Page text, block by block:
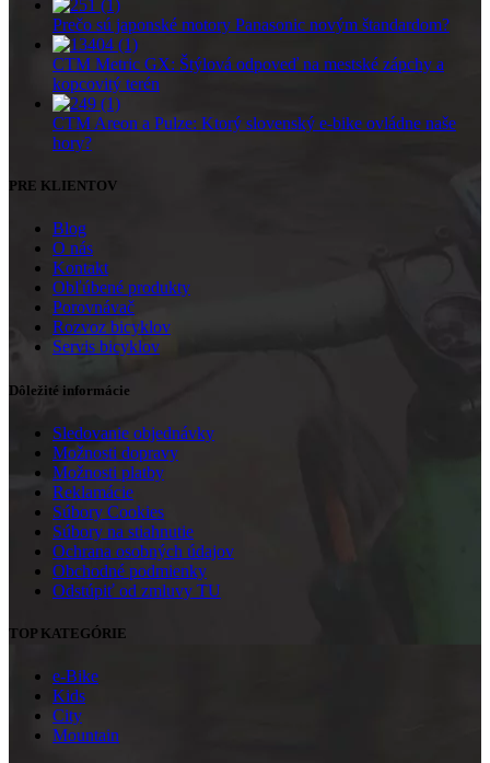
Prečo sú japonské motory Panasonic novým štandardom?
CTM Metric GX: Štýlová odpoveď na mestské zápchy a
kopcovitý terén
CTM Areon a Pulze: Ktorý slovenský e-bike ovládne naše
hory?
PRE KLIENTOV
Blog
O nás
Kontakt
Obľúbené produkty
Porovnávač
Rozvoz bicyklov
Servis bicyklov
Dôležité informácie
Sledovanie objednávky
Možnosti dopravy
Možnosti platby
Reklamácie
Súbory Cookies
Súbory na stiahnutie
Ochrana osobných údajov
Obchodné podmienky
Odstúpiť od zmluvy TU
TOP KATEGÓRIE
e-Bike
Kids
City
Mountain